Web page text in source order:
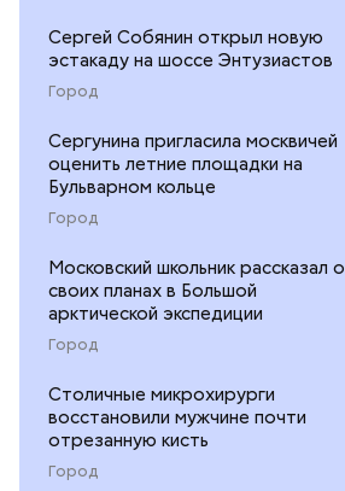
Сергей Собянин открыл новую
эстакаду на шоссе Энтузиастов
Город
Сергунина пригласила москвичей
оценить летние площадки на
Бульварном кольце
Город
Московский школьник рассказал о
своих планах в Большой
арктической экспедиции
Город
Столичные микрохирурги
восстановили мужчине почти
отрезанную кисть
Город